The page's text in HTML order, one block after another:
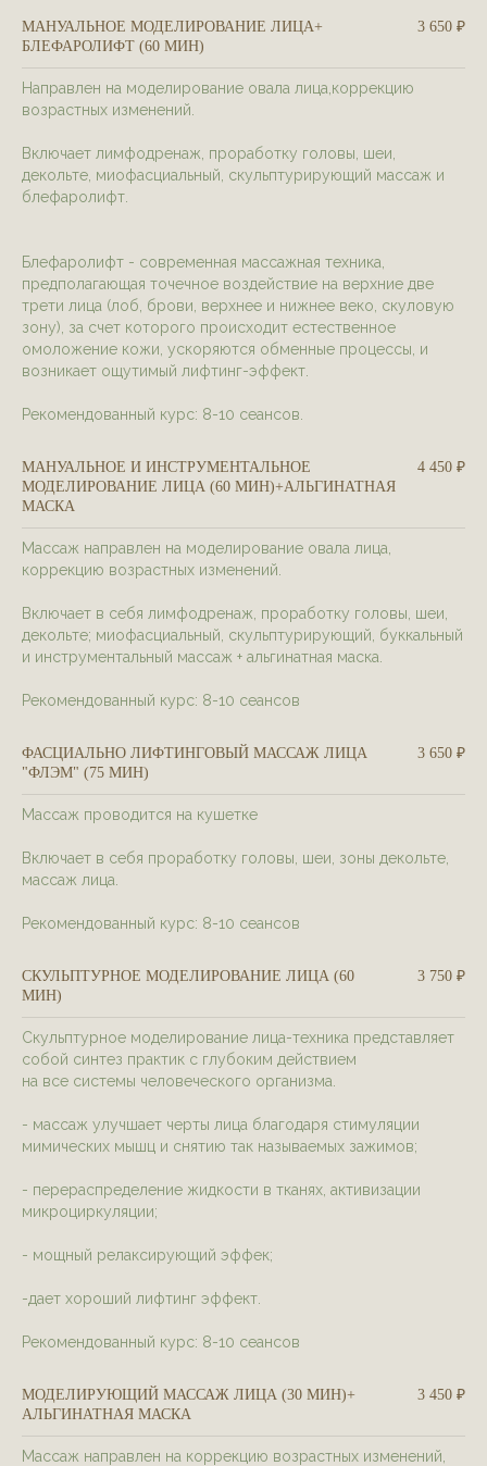
МАНУАЛЬНОЕ МОДЕЛИРОВАНИЕ ЛИЦА+
БЛЕФАРОЛИФТ (60 МИН)
3 650 ₽
Направлен на моделирование овала лица,коррекцию
возрастных изменений.
Включает лимфодренаж, проработку головы, шеи,
декольте, миофасциальный, скульптурирующий массаж и
блефаролифт.
Блефаролифт - современная массажная техника,
предполагающая точечное воздействие на верхние две
трети лица (лоб, брови, верхнее и нижнее веко, скуловую
зону), за счет которого происходит естественное
омоложение кожи, ускоряются обменные процессы, и
возникает ощутимый лифтинг-эффект.
Рекомендованный курс: 8-10 сеансов.
МАНУАЛЬНОЕ И ИНСТРУМЕНТАЛЬНОЕ
МОДЕЛИРОВАНИЕ ЛИЦА (60 МИН)+АЛЬГИНАТНАЯ
МАСКА
4 450 ₽
Массаж направлен на моделирование овала лица,
коррекцию возрастных изменений.
Включает в себя лимфодренаж, проработку головы, шеи,
декольте; миофасциальный, скульптурирующий, буккальный
и инструментальный массаж + альгинатная маска.
Рекомендованный курс: 8-10 сеансов
ФАСЦИАЛЬНО ЛИФТИНГОВЫЙ МАССАЖ ЛИЦА
"ФЛЭМ" (75 МИН)
3 650 ₽
Массаж проводится на кушетке
Включает в себя проработку головы, шеи, зоны декольте,
массаж лица.
Рекомендованный курс: 8-10 сеансов
СКУЛЬПТУРНОЕ МОДЕЛИРОВАНИЕ ЛИЦА (60
МИН)
3 750 ₽
Скульптурное моделирование лица-техника представляет
собой синтез практик с глубоким действием
на все системы человеческого организма.
- массаж улучшает черты лица благодаря стимуляции
мимических мышц и снятию так называемых зажимов;
- перераспределение жидкости в тканях, активизации
микроциркуляции;
- мощный релаксирующий эффек;
-дает хороший лифтинг эффект.
Рекомендованный курс: 8-10 сеансов
МОДЕЛИРУЮЩИЙ МАССАЖ ЛИЦА (30 МИН)+
АЛЬГИНАТНАЯ МАСКА
3 450 ₽
Массаж направлен на коррекцию возрастных изменений,